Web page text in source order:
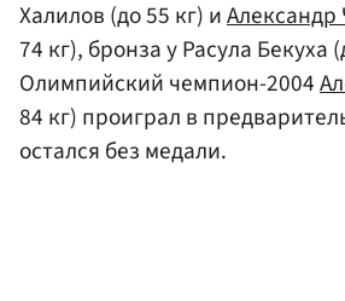
Халилов (до 55 кг) и
74 кг), бронза у Расула Бекуха
Олимпийский чемпион-2004
84 кг) проиграл в
остался без медали.